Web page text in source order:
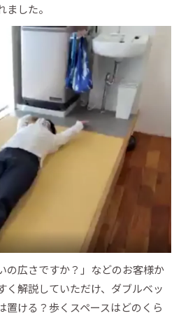
した。
の広さですか？」などのお客様か
く解説していただけ、ダブルベッ
置ける？歩くスペースはどのくら